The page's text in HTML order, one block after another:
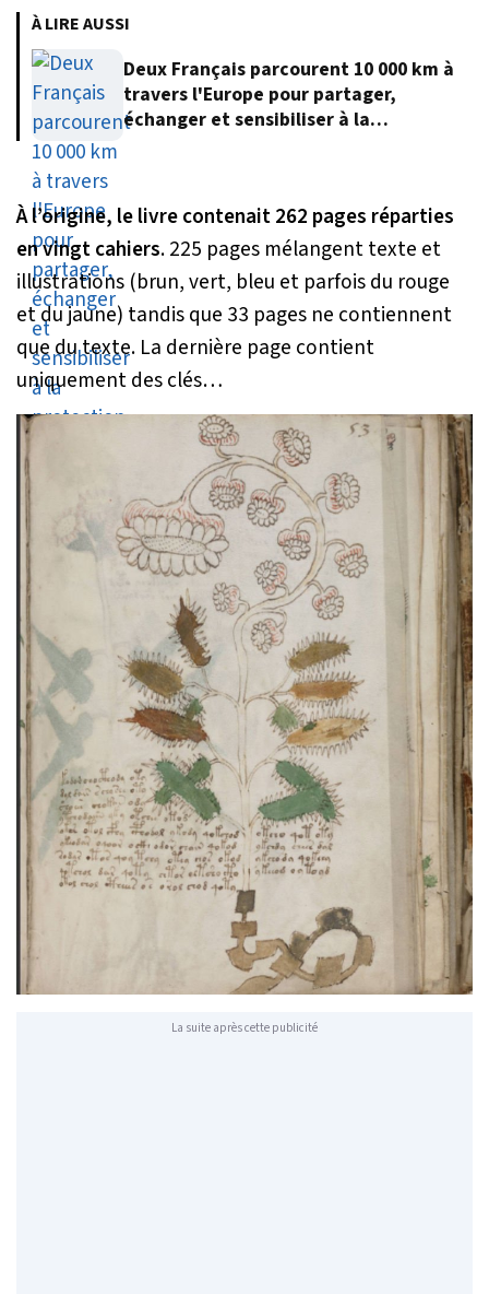
À LIRE AUSSI
Deux Français parcourent 10 000 km à
travers l'Europe pour partager,
échanger et sensibiliser à la
À l’origine, le livre contenait 262 pages réparties
en vingt cahiers. 225 pages mélangent texte et
illustrations (brun, vert, bleu et parfois du rouge
et du jaune) tandis que 33 pages ne contiennent
que du texte. La dernière page contient
uniquement des clés…
La suite après cette publicité